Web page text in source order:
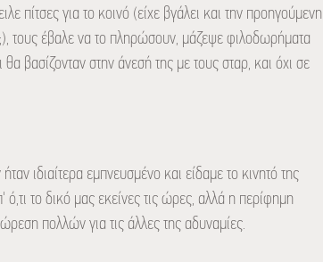
πίτσες για το κοινό (είχε βγάλει και την προηγούμενη
;), τους έβαλε να το πληρώσουν, μάζεψε φιλοδωρήματα
θα βασίζονταν στην άνεσή της με τους σταρ, και όχι σε
ιδιαίτερα εμπνευσμένο και είδαμε το κινητό της
το δικό μας εκείνες τις ώρες, αλλά η περίφημη
πολλών για τις άλλες της αδυναμίες.